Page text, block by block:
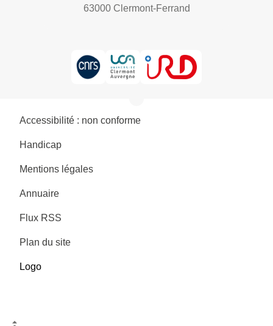
63000 Clermont-Ferrand
Accessibilité : non conforme
Handicap
Mentions légales
Annuaire
Flux RSS
Plan du site
Logo